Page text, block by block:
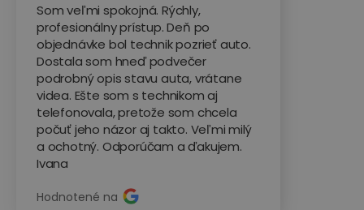
Som veľmi spokojná. Rýchly,
profesionálny prístup. Deň po
objednávke bol technik pozrieť auto.
Dostala som hneď podvečer
podrobný opis stavu auta, vrátane
videa. Ešte som s technikom aj
telefonovala, pretože som chcela
počuť jeho názor aj takto. Veľmi milý
a ochotný. Odporúčam a ďakujem.
Ivana
Hodnotené na